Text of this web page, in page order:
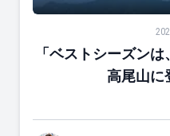
「ベストシーズンは
「ベストシーズン
高尾山に